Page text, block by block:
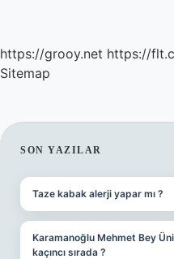
https://grooy.net https://
Sitemap
SIDEBAR
SON YAZILAR
Taze kabak alerji yapar mı ?
Karamanoğlu Mehmet Bey
kaçıncı sırada ?